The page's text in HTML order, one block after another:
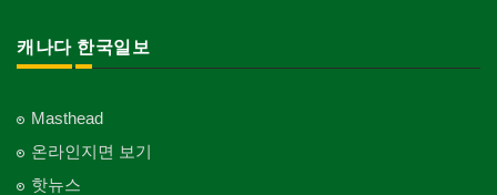
캐나다 한국일보
Masthead
온라인지면 보기
핫뉴스